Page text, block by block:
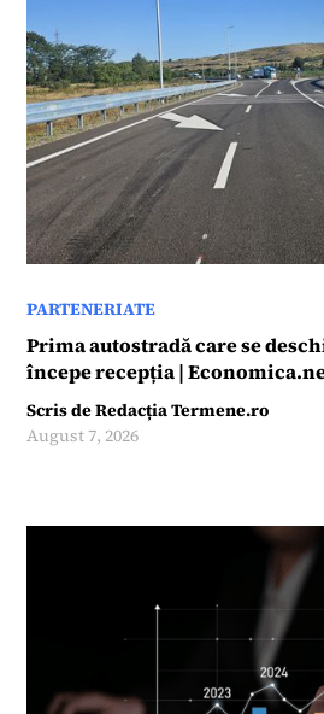
PARTENERIATE
Prima autostradă care se
începe recepția |
Scris deRedacția Termene.ro
August 7, 2026